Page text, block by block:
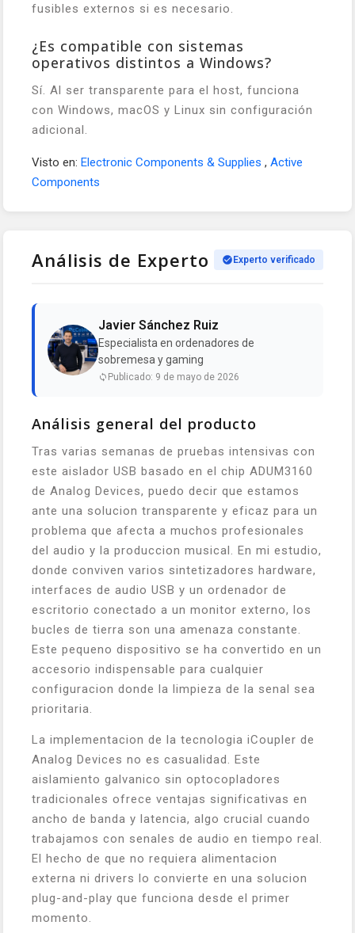
fusibles externos si es necesario.
¿Es compatible con sistemas
operativos distintos a Windows?
Sí. Al ser transparente para el host, funciona
con Windows, macOS y Linux sin configuración
adicional.
Visto en: Electronic Components & Supplies , Active
Components
Análisis de Experto Experto verificado
Javier Sánchez Ruiz
Especialista en ordenadores de
sobremesa y gaming
Publicado: 9 de mayo de 2026
Análisis general del producto
Tras varias semanas de pruebas intensivas con
este aislador USB basado en el chip ADUM3160
de Analog Devices, puedo decir que estamos
ante una solucion transparente y eficaz para un
problema que afecta a muchos profesionales
del audio y la produccion musical. En mi estudio,
donde conviven varios sintetizadores hardware,
interfaces de audio USB y un ordenador de
escritorio conectado a un monitor externo, los
bucles de tierra son una amenaza constante.
Este pequeno dispositivo se ha convertido en un
accesorio indispensable para cualquier
configuracion donde la limpieza de la senal sea
prioritaria.
La implementacion de la tecnologia iCoupler de
Analog Devices no es casualidad. Este
aislamiento galvanico sin optocopladores
tradicionales ofrece ventajas significativas en
ancho de banda y latencia, algo crucial cuando
trabajamos con senales de audio en tiempo real.
El hecho de que no requiera alimentacion
externa ni drivers lo convierte en una solucion
plug-and-play que funciona desde el primer
momento.